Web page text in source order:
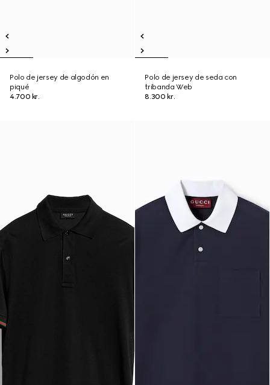
Polo de jersey de algodón en
piqué
4.700 kr.
Polo de jersey de seda con
tribanda Web
8.300 kr.